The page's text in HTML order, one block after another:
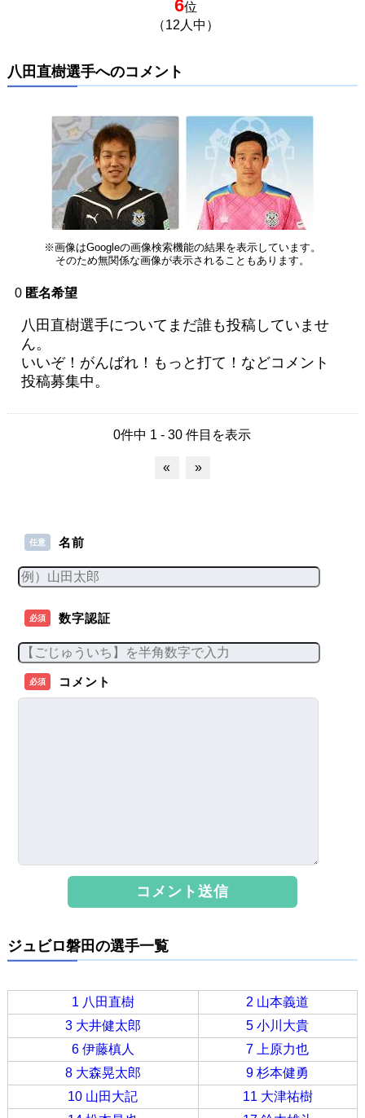
6位
（12人中）
八田直樹選手へのコメント
※画像はGoogleの画像検索機能の結果を表示しています。
そのため無関係な画像が表示されることもあります。
0 匿名希望
八田直樹選手についてまだ誰も投稿していませ
ん。
いいぞ！がんばれ！もっと打て！などコメント
投稿募集中。
0件中 1 - 30 件目を表示
« »
任意 名前
必須 数字認証
必須 コメント
ジュビロ磐田の選手一覧
1 八田直樹
2 山本義道
3 大井健太郎
5 小川大貴
6 伊藤槙人
7 上原力也
8 大森晃太郎
9 杉本健勇
10 山田大記
11 大津祐樹